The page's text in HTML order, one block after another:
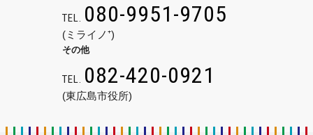
TEL. 080-9951-9705
(ミライノ⁺)
その他
TEL. 082-420-0921
(東広島市役所)